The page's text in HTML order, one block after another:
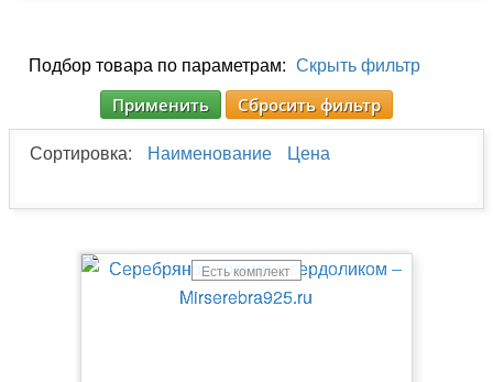
Подбор товара по параметрам: Скрыть фильтр
Применить Сбросить фильтр
Сортировка: Наименование Цена
Есть комплект